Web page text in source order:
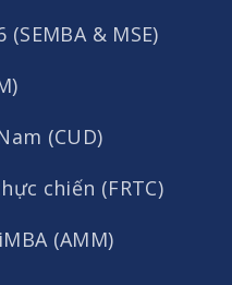
& MSE)
(CUD)
chiến (FRTC)
(AMM)